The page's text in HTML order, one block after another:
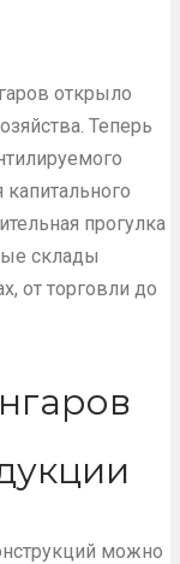
открыло
Теперь
прогулка
склады
от торговли до
можно